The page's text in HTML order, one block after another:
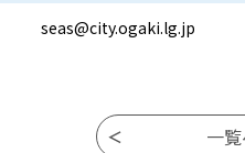
seas@city.ogaki.lg.jp